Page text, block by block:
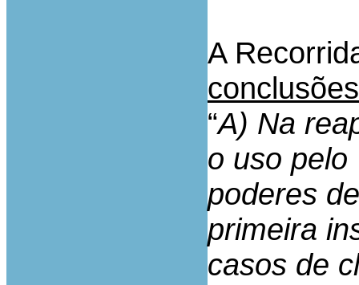
A
conclusões
“A) Na
o uso pelo
poderes
primeira
casos de